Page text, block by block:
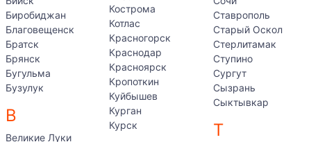
Биробиджан
Благовещенск
Братск
Брянск
Бугульма
Бузулук
В
Великие Луки
Кострома
Котлас
Красногорск
Краснодар
Красноярск
Кропоткин
Куйбышев
Курган
Курск
Ставрополь
Старый Оскол
Стерлитамак
Ступино
Сургут
Сызрань
Сыктывкар
Т